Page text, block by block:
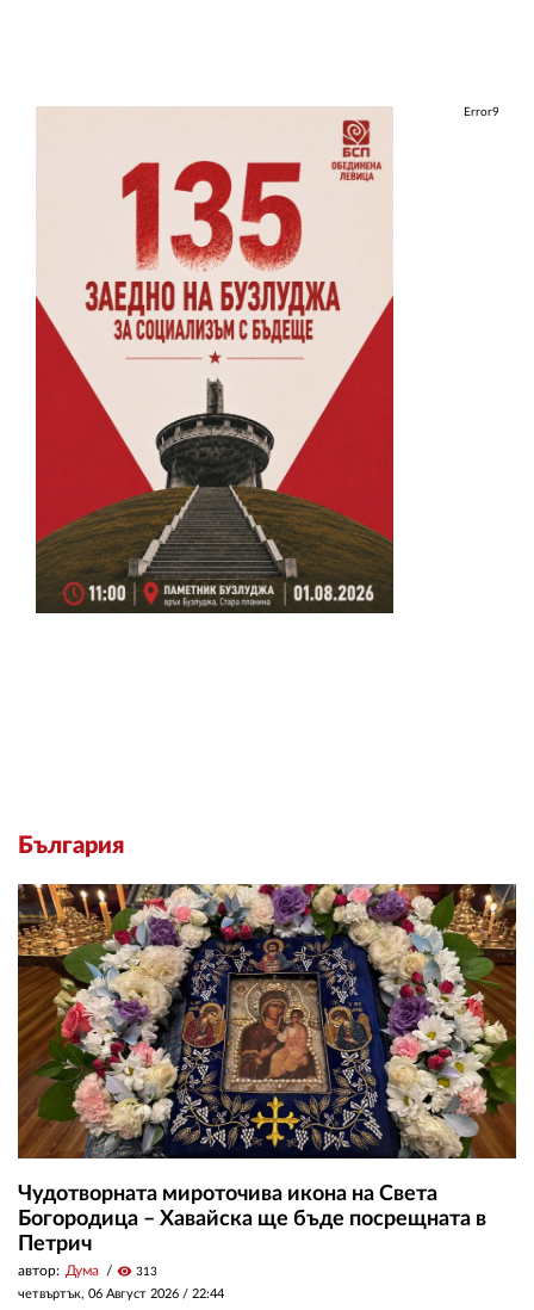
Error9
България
Чудотворната мироточива икона на Света
Богородица – Хавайска ще бъде посрещната в
Петрич
автор: Дума visibility 313
четвъртък, 06 Август 2026 / 22:44